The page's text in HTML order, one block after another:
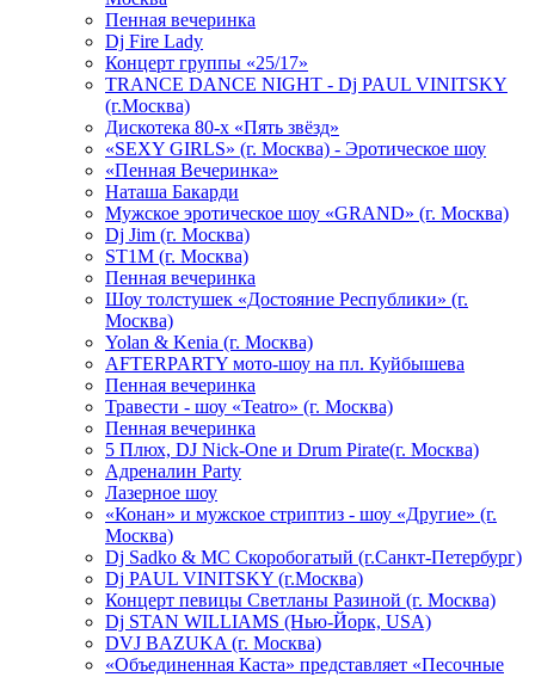
Пенная вечеринка
Dj Fire Lady
Концерт группы «25/17»
TRANCE DANCE NIGHT - Dj PAUL VINITSKY
(г.Москва)
Дискотека 80-х «Пять звёзд»
«SEXY GIRLS» (г. Москва) - Эротическое шоу
«Пенная Вечеринка»
Hаташа Бакарди
Мужское эротическое шоу «GRAND» (г. Москва)
Dj Jim (г. Москва)
ST1M (г. Москва)
Пенная вечеринка
Шоу толстушек «Достояние Республики» (г.
Москва)
Yolan & Kenia (г. Москва)
AFTERPARTY мото-шоу на пл. Куйбышева
Пенная вечеринка
Травести - шоу «Teatro» (г. Москва)
Пенная вечеринка
5 Плюх, DJ Nick-One и Drum Pirate(г. Москва)
Адреналин Party
Лазерное шоу
«Конан» и мужское стриптиз - шоу «Другие» (г.
Москва)
Dj Sadko & МС Скоробогатый (г.Санкт-Петербург)
Dj PAUL VINITSKY (г.Москва)
Концерт певицы Светланы Разиной (г. Москва)
Dj STAN WILLIAMS (Нью-Йорк, USA)
DVJ BAZUKA (г. Москва)
«Объединенная Каста» представляет «Песочные